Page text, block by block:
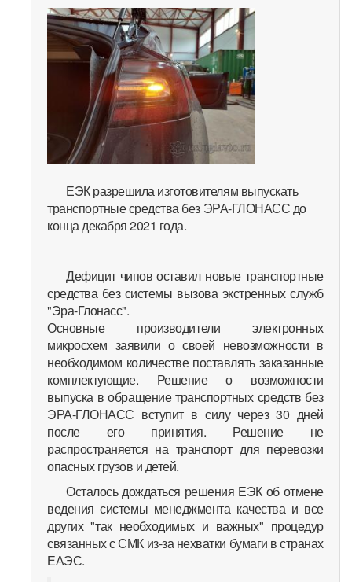
ЕЭК разрешила изготовителям выпускать
транспортные средства без ЭРА-ГЛОНАСС до
конца декабря 2021 года.
Дефицит чипов оставил новые транспортные
средства без системы вызова экстренных служб
"Эра-Глонасс".
Основные производители электронных
микросхем заявили о своей невозможности в
необходимом количестве поставлять заказанные
комплектующие. Решение о возможности
выпуска в обращение транспортных средств без
ЭРА-ГЛОНАСС вступит в силу через 30 дней
после его принятия. Решение не
распространяется на транспорт для перевозки
опасных грузов и детей.
Осталось дождаться решения ЕЭК об отмене
ведения системы менеджмента качества и все
других "так необходимых и важных" процедур
связанных с СМК из-за нехватки бумаги в странах
ЕАЭС.